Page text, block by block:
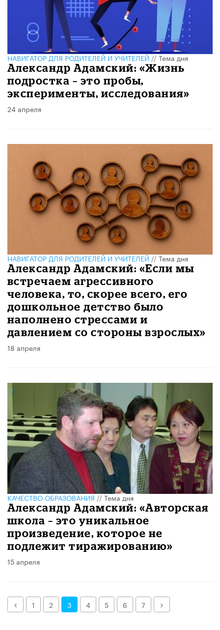
НАВИГАТОР ДЛЯ РОДИТЕЛЕЙ И УЧИТЕЛЕЙ//Тема дня
Александр Адамский: «Жизнь
подростка – это пробы,
эксперименты, исследования»
24 апреля
НАВИГАТОР ДЛЯ РОДИТЕЛЕЙ И УЧИТЕЛЕЙ//Тема дня
Александр Адамский: «Если мы
встречаем агрессивного
человека, то, скорее всего, его
дошкольное детство было
наполнено стрессами и
давлением со стороны взрослых»
18 апреля
КАЧЕСТВО ОБРАЗОВАНИЯ//Тема дня
Александр Адамский: «Авторская
школа – это уникальное
произведение, которое не
подлежит тиражированию»
15 апреля
Назад1 2 3 4 5 6 7 Далее